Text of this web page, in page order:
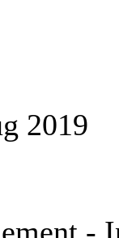
2019
-